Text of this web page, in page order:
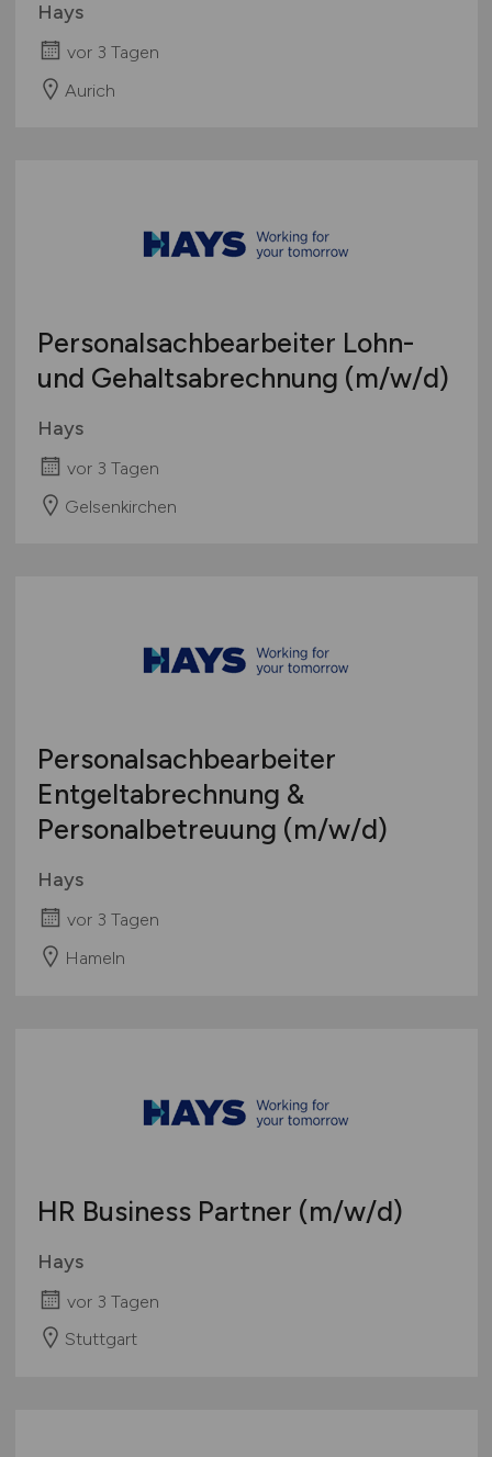
Hays
vor 3 Tagen
Aurich
Personalsachbearbeiter Lohn-
und Gehaltsabrechnung (m/w/d)
Hays
vor 3 Tagen
Gelsenkirchen
Personalsachbearbeiter
Entgeltabrechnung &
Personalbetreuung (m/w/d)
Hays
vor 3 Tagen
Hameln
HR Business Partner (m/w/d)
Hays
vor 3 Tagen
Stuttgart